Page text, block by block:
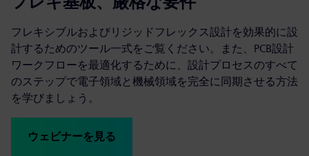
フレキシブルおよびリジッドフレックス設計を効果的に設
計するためのツール一式をご覧ください。また、PCB設計
ワークフローを最適化するために、設計プロセスのすべて
のステップで電子領域と機械領域を完全に同期させる方法
を学びましょう。
ウェビナーを見る